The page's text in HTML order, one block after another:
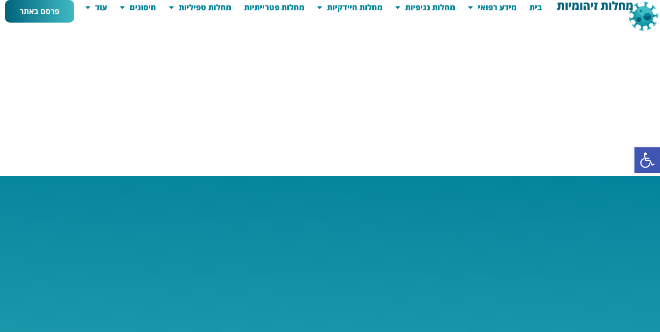
פתח סרגל נגישות
מחלות זיהומיות בית מידע רפואי מחלות נגיפיות מחלות חיידקיות מחלות פטרייתיות מחלות טפיליות חיסונים עוד פרסם באתר